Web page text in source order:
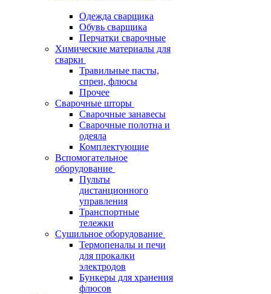
Одежда сварщика
Обувь сварщика
Перчатки сварочные
Химические материалы для
сварки
Травильные пасты,
спреи, флюсы
Прочее
Сварочные шторы
Сварочные занавесы
Сварочные полотна и
одеяла
Комплектующие
Вспомогательное
оборудование
Пульты
дистанционного
управления
Транспортные
тележки
Сушильное оборудование
Термопеналы и печи
для прокалки
электродов
Бункеры для хранения
флюсов